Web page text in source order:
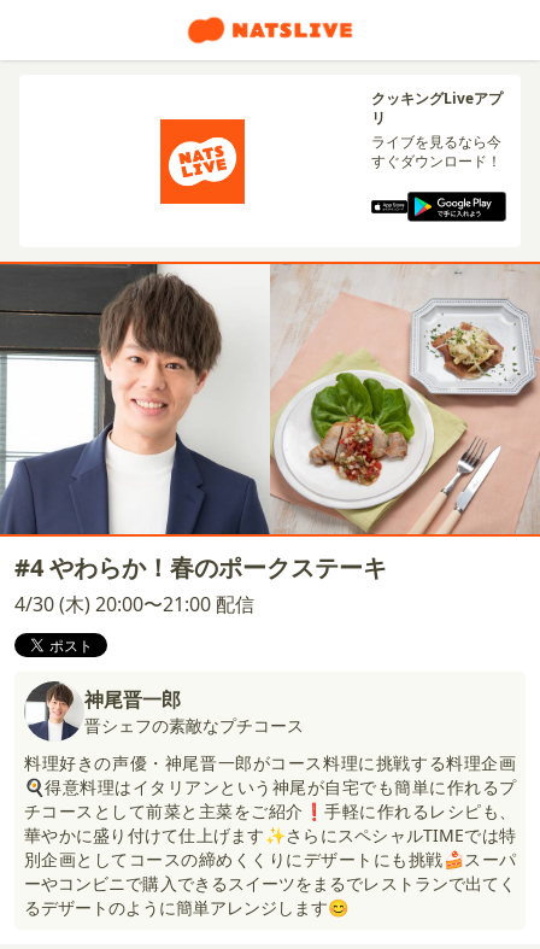
クッキングLiveアプ
リ
ライブを見るなら今
すぐダウンロード！
#4 やわらか！春のポークステーキ
4/30 (木) 20:00〜21:00 配信
神尾晋一郎
晋シェフの素敵なプチコース
料理好きの声優・神尾晋一郎がコース料理に挑戦する料理企画
🍳得意料理はイタリアンという神尾が自宅でも簡単に作れるプ
チコースとして前菜と主菜をご紹介❗手軽に作れるレシピも、
華やかに盛り付けて仕上げます✨さらにスペシャルTIMEでは特
別企画としてコースの締めくくりにデザートにも挑戦🍰スーパ
ーやコンビニで購入できるスイーツをまるでレストランで出てく
るデザートのように簡単アレンジします😊